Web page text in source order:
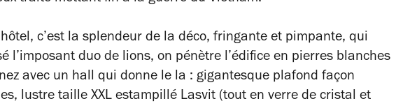
c’est la splendeur de la déco, fringante et pimpante, qui
l’imposant duo de lions, on pénètre l’édifice en pierres blanches
avec un hall qui donne le la : gigantesque plafond façon
lustre taille XXL estampillé Lasvit (tout en verre de cristal et